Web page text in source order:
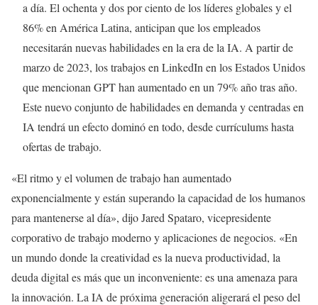
a día. El ochenta y dos por ciento de los líderes globales y el
86% en América Latina, anticipan que los empleados
necesitarán nuevas habilidades en la era de la IA. A partir de
marzo de 2023, los trabajos en LinkedIn en los Estados Unidos
que mencionan GPT han aumentado en un 79% año tras año.
Este nuevo conjunto de habilidades en demanda y centradas en
IA tendrá un efecto dominó en todo, desde currículums hasta
ofertas de trabajo.
«El ritmo y el volumen de trabajo han aumentado
exponencialmente y están superando la capacidad de los humanos
para mantenerse al día», dijo Jared Spataro, vicepresidente
corporativo de trabajo moderno y aplicaciones de negocios. «En
un mundo donde la creatividad es la nueva productividad, la
deuda digital es más que un inconveniente: es una amenaza para
la innovación. La IA de próxima generación aligerará el peso del